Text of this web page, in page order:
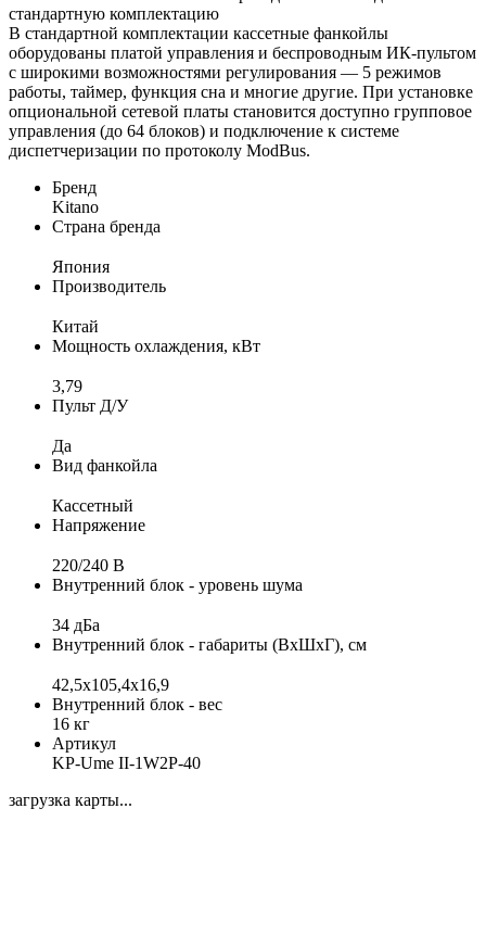
стандартную комплектацию
В стандартной комплектации кассетные фанкойлы
оборудованы платой управления и беспроводным ИК-пультом
с широкими возможностями регулирования — 5 режимов
работы, таймер, функция сна и многие другие. При установке
опциональной сетевой платы становится доступно групповое
управления (до 64 блоков) и подключение к системе
диспетчеризации по протоколу ModBus.
Бренд
Kitano
Страна бренда
Япония
Производитель
Китай
Мощность охлаждения, кВт
3,79
Пульт Д/У
Да
Вид фанкойла
Кассетный
Напряжение
220/240 B
Внутренний блок - уровень шума
34 дБа
Внутренний блок - габариты (ВхШхГ), см
42,5x105,4x16,9
Внутренний блок - вес
16 кг
Артикул
KP-Ume II-1W2P-40
загрузка карты...